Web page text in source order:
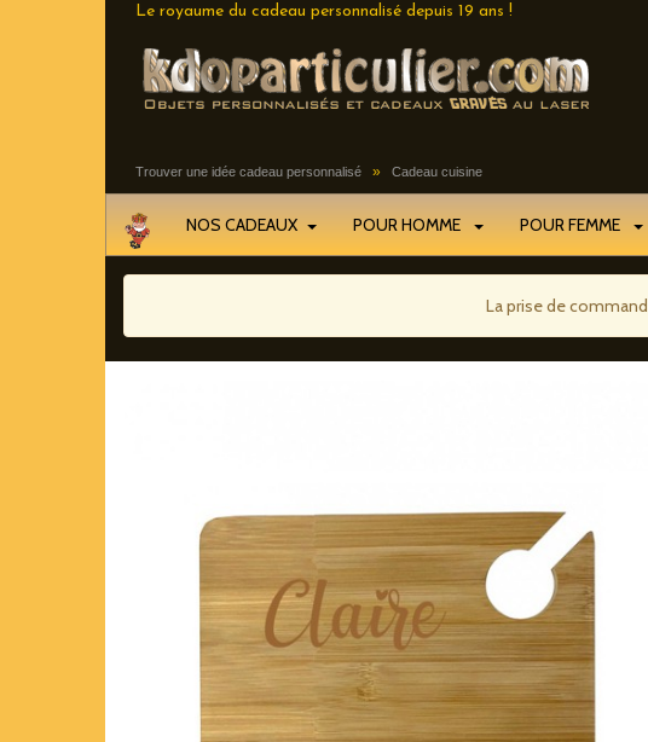
Le royaume du cadeau personnalisé depuis 19 ans !
Trouver une idée cadeau personnalisé » Cadeau cuisine
NOS CADEAUX POUR HOMME POUR FEMME
La prise de